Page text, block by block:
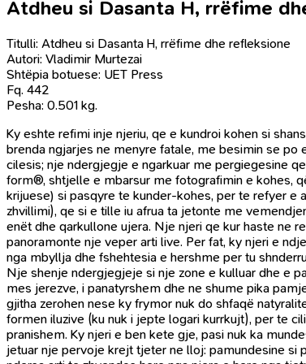
Atdheu si Dasanta H, rrëfime
Titulli: Atdheu si Dasanta H, rrëfime dhe refleksione
Autori: Vladimir Murtezai
Shtëpia botuese: UET Press
Fq. 442
Pesha: 0.501 kg.
Ky eshte refimi inje njeriu, qe e kundroi kohen si
brenda ngjarjes ne menyre fatale, me besimin se
cilesis; nje ndergjegje e ngarkuar me pergiegesine
form®, shtjelle e mbarsur me fotografimin e kohes,
krijuese) si pasqyre te kunder-kohes, per te refyer e
zhvillimi), qe si e tille iu afrua ta jetonte me
enët dhe qarkullone ujera. Nje njeri qe kur haste ne
panoramonte nje veper arti live. Per fat, ky njeri e
nga mbyllja dhe fshehtesia e hershme per tu
Nje shenje ndergjegjeje si nje zone e kulluar dhe e
mes jerezve, i panatyrshem dhe ne shume pika
gjitha zerohen nese ky frymor nuk do shfaqë
formen iluzive (ku nuk i jepte logari kurrkujt), per te
pranishem. Ky njeri e ben kete gje, pasi nuk ka
jetuar nje pervoje krejt tjeter ne lloj: pamundesine si